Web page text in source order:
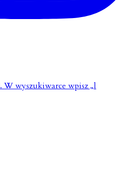
W wyszukiwarce wpisz „l